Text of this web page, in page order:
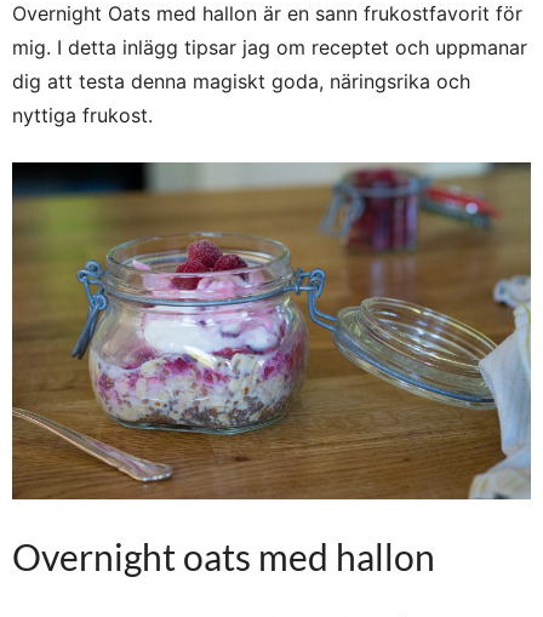
Overnight Oats med hallon är en sann frukostfavorit för
mig. I detta inlägg tipsar jag om receptet och uppmanar
dig att testa denna magiskt goda, näringsrika och
nyttiga frukost.
Overnight oats med hallon